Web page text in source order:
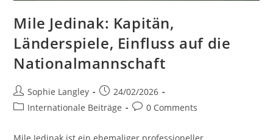
Mile Jedinak: Kapitän,
Länderspiele, Einfluss auf die
Nationalmannschaft
Post
author:
Sophie Langley
Post
published:
24/02/2026
PostInternationale Beiträge
Post0 Comments